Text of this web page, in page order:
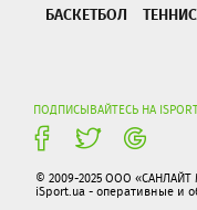
БАСКЕТБОЛ
ТЕННИС
ПОДПИСЫВАЙТЕСЬ НА
© 2009-2025 ООО
iSport.ua - оперативные и